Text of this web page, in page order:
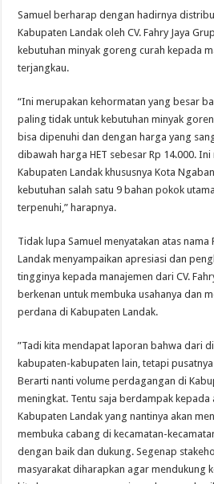
Samuel berharap dengan hadirnya
Kabupaten Landak oleh CV. Fahry Jaya
kebutuhan minyak goreng curah kepada
terjangkau.
“Ini merupakan kehormatan yang besar
paling tidak untuk kebutuhan minyak
bisa dipenuhi dan dengan harga yang
dibawah harga HET sebesar Rp 14.000.
Kabupaten Landak khususnya Kota
kebutuhan salah satu 9 bahan pokok
terpenuhi,” harapnya.
Tidak lupa Samuel menyatakan atas nama
Landak menyampaikan apresiasi dan
tingginya kepada manajemen dari CV.
berkenan untuk membuka usahanya dan
perdana di Kabupaten Landak.
”Tadi kita mendapat laporan bahwa dari
kabupaten-kabupaten lain, tetapi
Berarti nanti volume perdagangan di
meningkat. Tentu saja berdampak kepada
Kabupaten Landak yang nantinya akan
membuka cabang di kecamatan-
dengan baik dan dukung. Segenap
masyarakat diharapkan agar mendukung